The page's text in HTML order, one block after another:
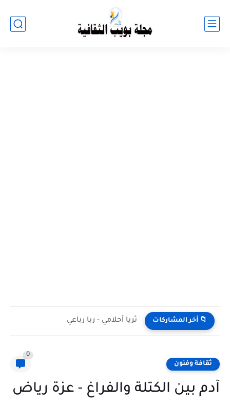
📁 أخر المشاركات ثريا أحلامي - ربا رباعي
ثقافة وفنون
0
آدم بين الكتلة والفراغ - عزة رياض